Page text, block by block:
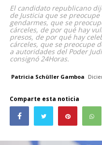
El candidato republicano
de Justicia que se
gendarmes, que se
cárceles, de por qué hay
presos, de por qué hay
cárceles, que se preocupe
a autoridades del Poder
consignó 24Horas.
Patricia Schüller Gamboa
Comparte esta noticia